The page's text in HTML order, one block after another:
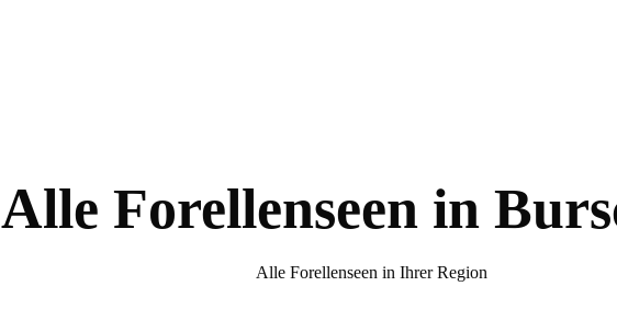
Alle Forellenseen in
Alle Forellenseen in Ihrer Region